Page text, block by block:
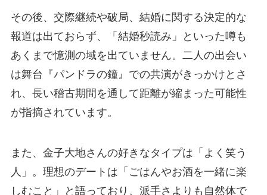
その後、交際継続や破局、結婚に関する決定的な
報道は出ておらず、「結婚秒読み」といった噂も
あくまで憶測の域を出ていません。二人の出会い
は舞台『パンドラの鐘』での共演がきっかけとさ
れ、長い稽古期間を通して距離が縮まった可能性
が指摘されています。
また、金子大地さんの好きなタイプは「よく笑う
人」。理想のデートは「ごはんやお酒を一緒に楽
しむこと」と語っており、派手さよりも自然体で